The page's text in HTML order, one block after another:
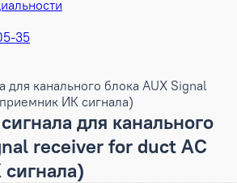
35
канального блока AUX Signal
ИК сигнала)
для канального
receiver for duct AC